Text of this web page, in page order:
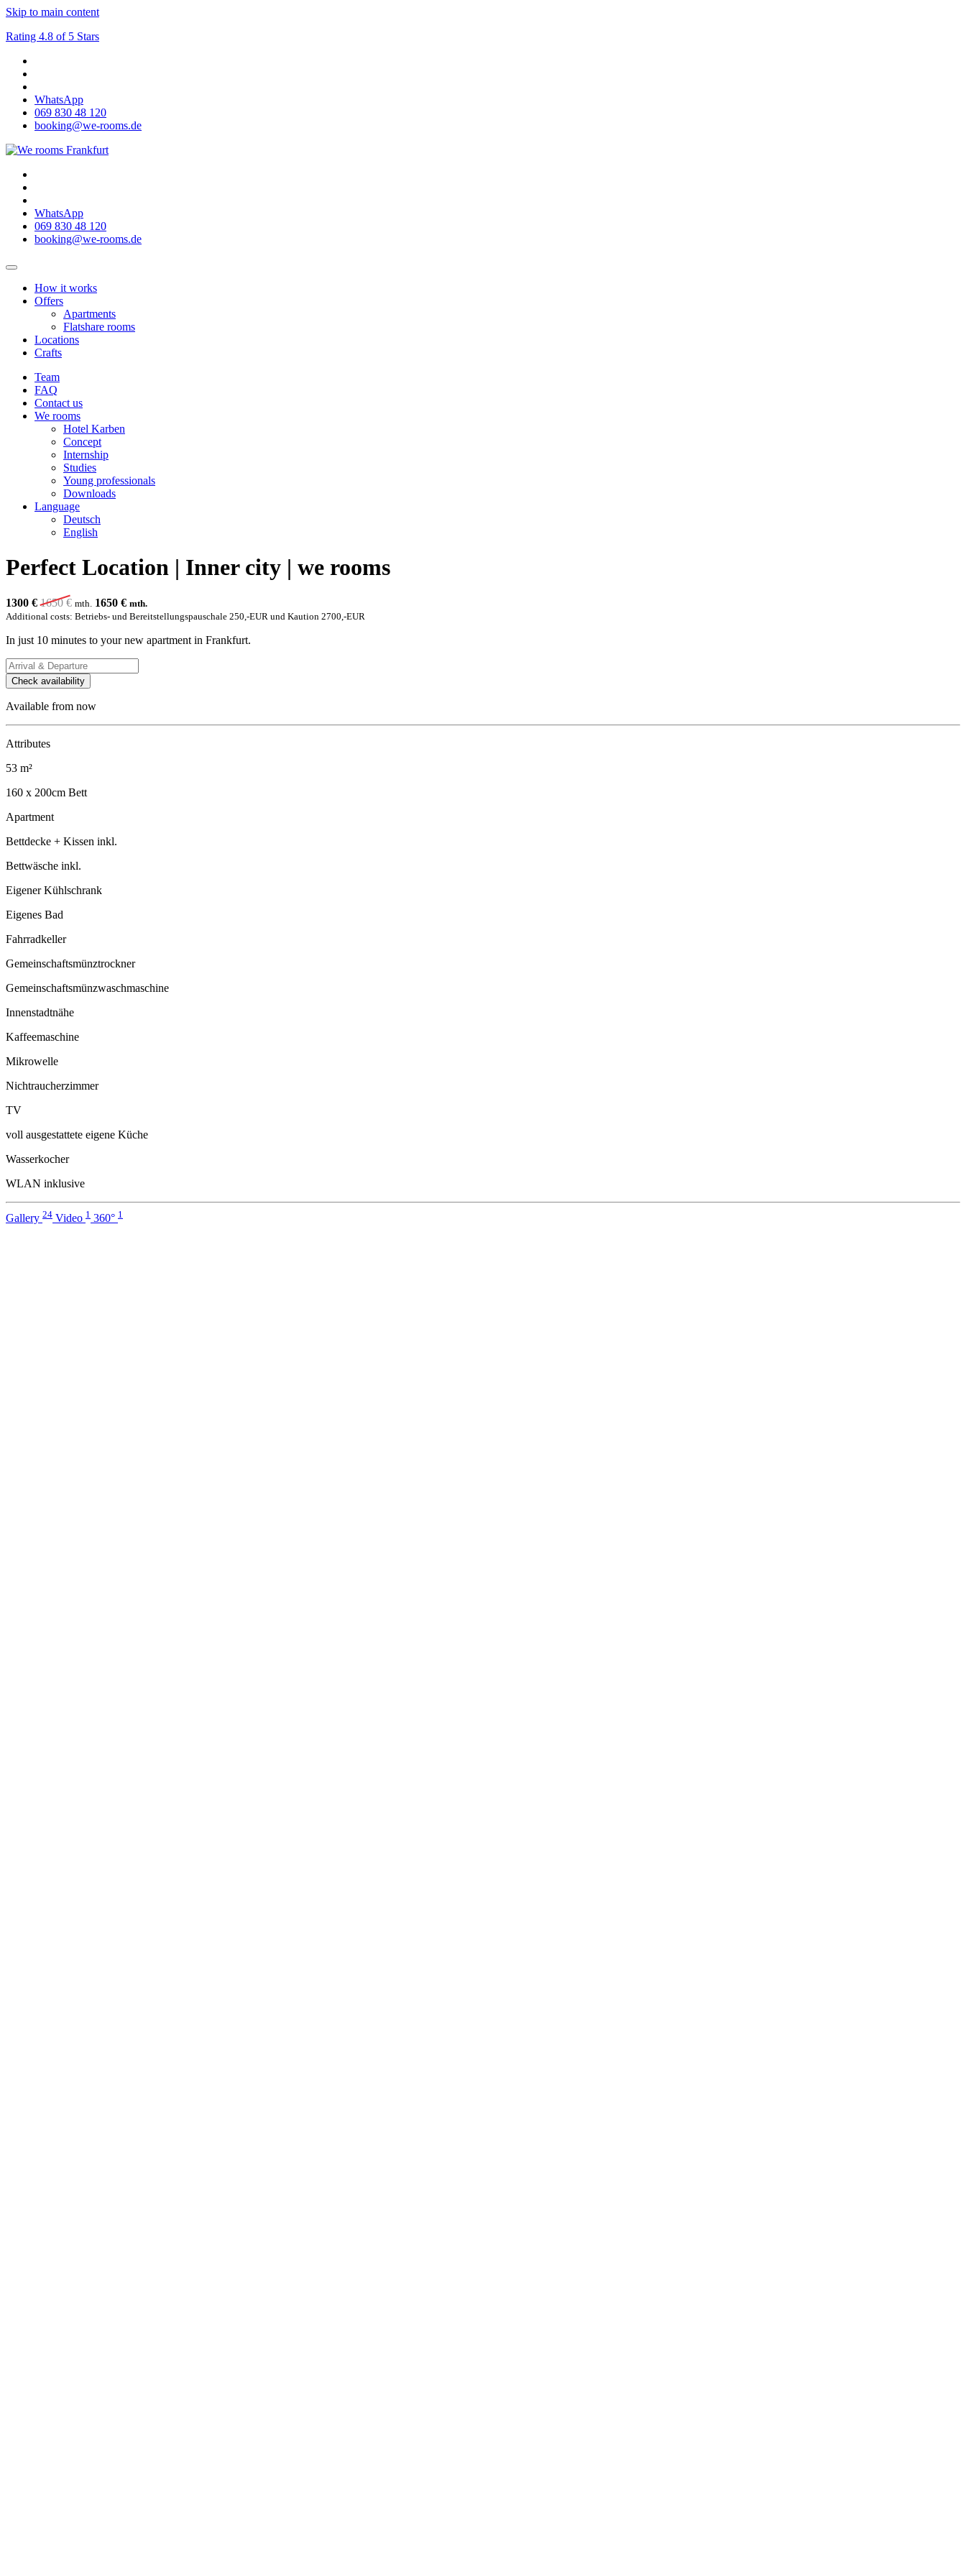
Skip to main content
Rating 4.8 of 5 Stars
WhatsApp
069 830 48 120
booking@we-rooms.de
WhatsApp
069 830 48 120
booking@we-rooms.de
How it works
Offers
Apartments
Flatshare rooms
Locations
Crafts
Team
FAQ
Contact us
We rooms
Hotel Karben
Concept
Internship
Studies
Young professionals
Downloads
Language
Deutsch
English
Perfect Location | Inner city | we rooms
1300 € 1650€ mth. 1650 € mth.
Additional costs: Betriebs- und Bereitstellungspauschale 250,-EUR und Kaution 2700,-EUR
In just 10 minutes to your new apartment in Frankfurt.
Check availability
Available from now
Attributes
53 m²
160 x 200cm Bett
Apartment
Bettdecke + Kissen inkl.
Bettwäsche inkl.
Eigener Kühlschrank
Eigenes Bad
Fahrradkeller
Gemeinschaftsmünztrockner
Gemeinschaftsmünzwaschmaschine
Innenstadtnähe
Kaffeemaschine
Mikrowelle
Nichtraucherzimmer
TV
voll ausgestattete eigene Küche
Wasserkocher
WLAN inklusive
Gallery 24 Video 1 360° 1